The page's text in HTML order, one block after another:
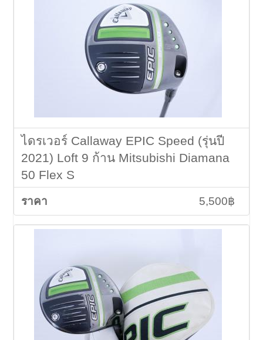
ไดรเวอร์ Callaway EPIC Speed (รุ่นปี
2021) Loft 9 ก้าน Mitsubishi Diamana
50 Flex S
5,500฿